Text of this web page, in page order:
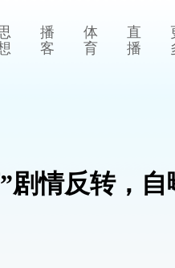
播
客
体
育
直
播
剧情反转，自